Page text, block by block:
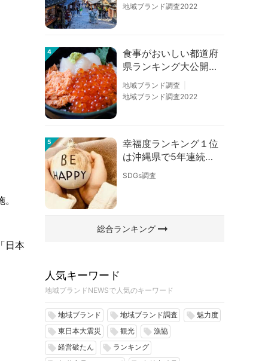
日本
地域ブランド調査2022
4
食事がおいしい都道府
県ランキング大公開！
１位は北海道、３位は
大阪府、２位は〇〇
地域ブランド調査
地域ブランド調査2022
5
幸福度ランキング１位
は沖縄県で5年連続！
佐賀、愛知が順位上昇
【幸福度調査2026】
SDGs調査
総合ランキングarrow_right_alt
人気キーワード
地域ブランドNEWSで人気のキーワード
local_offer 地域ブランド local_offer 地域ブランド調査 local_offer 魅力度
local_offer 東日本大震災 local_offer 観光 local_offer 漁協
local_offer 経営破たん local_offer ランキング